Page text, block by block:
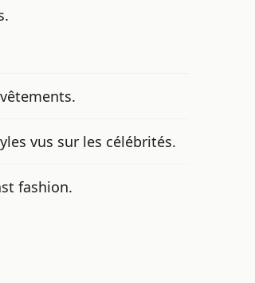
vus sur les célébrités.
fashion.